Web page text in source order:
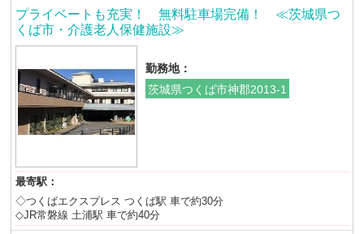
プライベートも充実！ 無料駐車場完備！ ≪茨城県つ
くば市・介護老人保健施設≫
勤務地：
茨城県つくば市神郡2013-1
最寄駅：
◇つくばエクスプレス つくば駅 車で約30分
◇JR常磐線 土浦駅 車で約40分